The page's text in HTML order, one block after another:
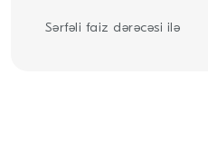
Sərfəli faiz dərəcəsi ilə